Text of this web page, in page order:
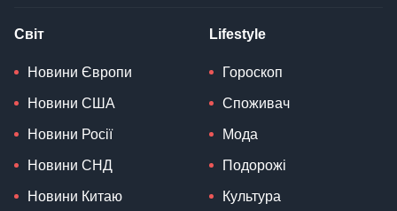
Світ
Новини Європи
Новини США
Новини Росії
Новини СНД
Новини Китаю
Lifestyle
Гороскоп
Споживач
Мода
Подорожі
Культура